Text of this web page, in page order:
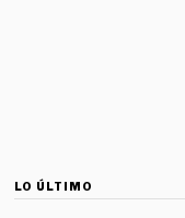
LO ÚLTIMO